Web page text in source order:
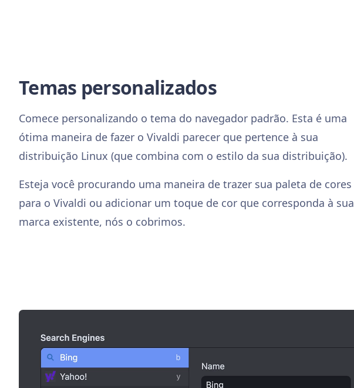
Temas personalizados
Comece personalizando o tema do navegador padrão. Esta é uma
ótima maneira de fazer o Vivaldi parecer que pertence à sua
distribuição Linux (que combina com o estilo da sua distribuição).
Esteja você procurando uma maneira de trazer sua paleta de cores
para o Vivaldi ou adicionar um toque de cor que corresponda à sua
marca existente, nós o cobrimos.